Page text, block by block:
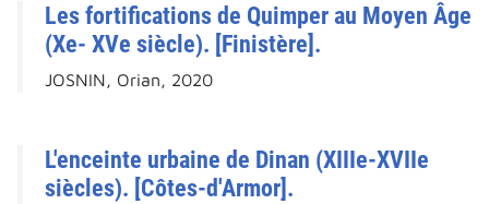
Les fortifications de Quimper au Moyen Âge
(Xe- XVe siècle). [Finistère].
JOSNIN, Orian, 2020
L'enceinte urbaine de Dinan (XIIIe-XVIIe
siècles). [Côtes-d'Armor].